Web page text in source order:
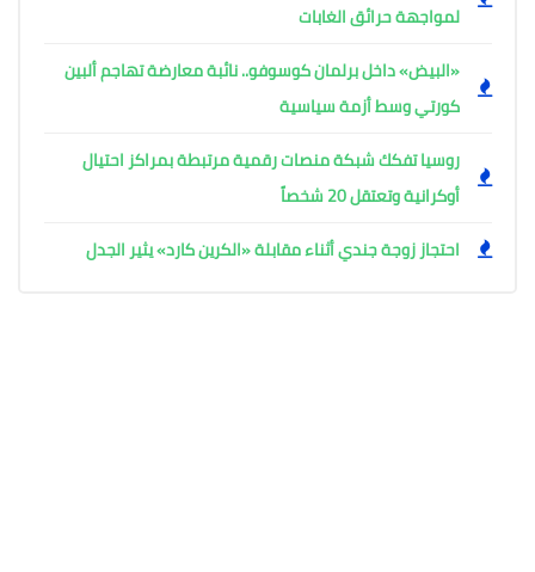
لمواجهة حرائق الغابات
«البيض» داخل برلمان كوسوفو.. نائبة معارضة تهاجم ألبين
كورتي وسط أزمة سياسية
روسيا تفكك شبكة منصات رقمية مرتبطة بمراكز احتيال
أوكرانية وتعتقل 20 شخصاً
احتجاز زوجة جندي أثناء مقابلة «الكرين كارد» يثير الجدل